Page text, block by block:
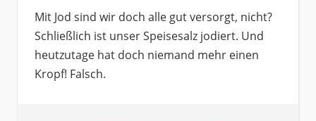
Mit Jod sind wir doch alle gut versorgt, nicht?
Schließlich ist unser Speisesalz jodiert. Und
heutzutage hat doch niemand mehr einen
Kropf! Falsch.